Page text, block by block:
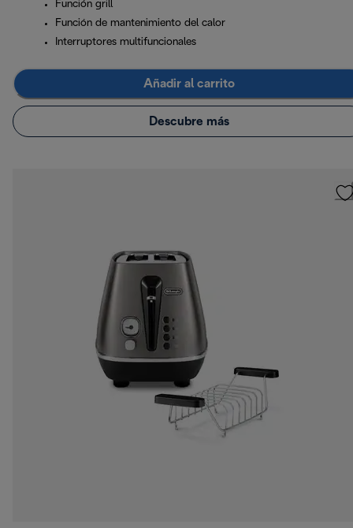
Función grill
Función de mantenimiento del calor
Interruptores multifuncionales
Añadir al carrito
Descubre más